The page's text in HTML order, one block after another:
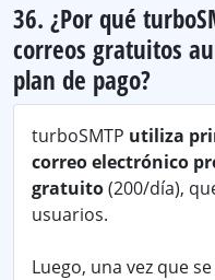
36. ¿Por qué
correos gratuitos
plan de pago?
turboSMTP utiliza
correo electrónico
gratuito(200/día),
usuarios.
Luego, una vez que